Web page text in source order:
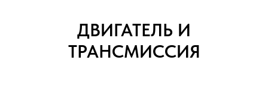
ДВИГАТЕЛЬ И
ТРАНСМИССИЯ